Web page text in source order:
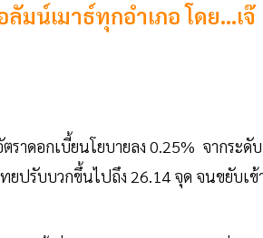
มน์เมาธ์ทุกอำเภอ โดย...เจ๊
าดอกเบี้ยนโยบายลง 0.25% จากระดับ
ปรับบวกขึ้นไปถึง 26.14 จุด จนขยับเข้